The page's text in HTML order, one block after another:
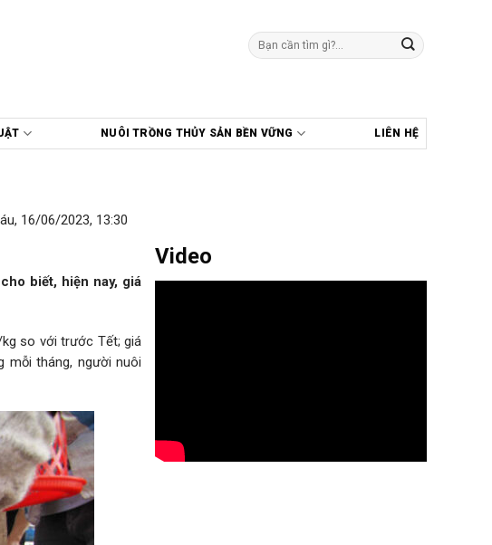
Tìm
kiếm:
NUÔI TRỒNG THỦY SẢN BỀN VỮNG LIÊN HỆ
16/06/2023, 13:30
biết, hiện nay, giá
so với trước Tết; giá
mỗi tháng, người nuôi
Video